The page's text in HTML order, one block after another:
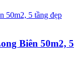
Biên 50m2, 5